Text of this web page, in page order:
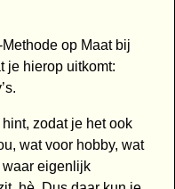
op Maat bij
je hierop uitkomt:
zodat je het ook
wat voor hobby, wat
eigenlijk